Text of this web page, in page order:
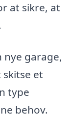
at sikre, at
garage,
et
type
behov.